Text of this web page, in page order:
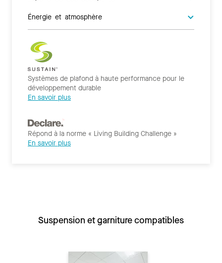
Énergie et atmosphère
Systèmes de plafond à haute performance pour le
développement durable
En savoir plus
Répond à la norme « Living Building Challenge »
En savoir plus
Suspension et garniture compatibles